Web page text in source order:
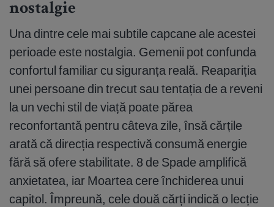
nostalgie
Una dintre cele mai subtile capcane ale acestei
perioade este nostalgia. Gemenii pot confunda
confortul familiar cu siguranța reală. Reapariția
unei persoane din trecut sau tentația de a reveni
la un vechi stil de viață poate părea
reconfortantă pentru câteva zile, însă cărțile
arată că direcția respectivă consumă energie
fără să ofere stabilitate. 8 de Spade amplifică
anxietatea, iar Moartea cere închiderea unui
capitol. Împreună, cele două cărți indică o lecție